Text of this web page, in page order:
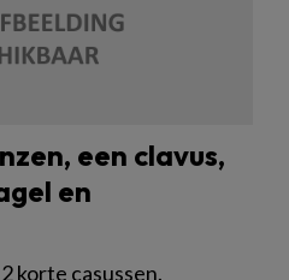
een clavus,
en
korte casussen.